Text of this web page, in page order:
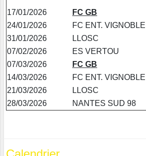
17/01/2026
FC GB
24/01/2026
FC ENT. VIGNOBLE
31/01/2026
LLOSC
07/02/2026
ES VERTOU
07/03/2026
FC GB
14/03/2026
FC ENT. VIGNOBLE
21/03/2026
LLOSC
28/03/2026
NANTES SUD 98